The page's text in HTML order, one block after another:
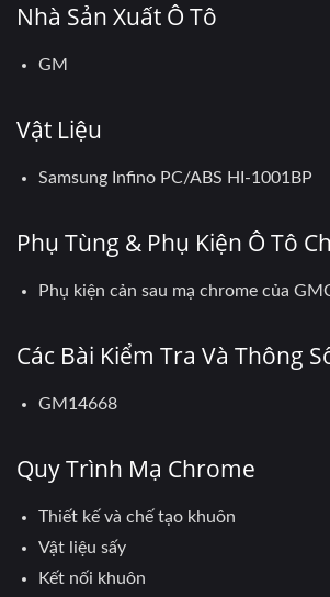
Nhà Sản Xuất Ô Tô
GM
Vật Liệu
Samsung Infino PC/ABS HI-1001BP
Phụ Tùng & Phụ Kiện Ô Tô
Phụ kiện cản sau mạ chrome của
Các Bài Kiểm Tra Và Thông
GM14668
Quy Trình Mạ Chrome
Thiết kế và chế tạo khuôn
Vật liệu sấy
Kết nối khuôn